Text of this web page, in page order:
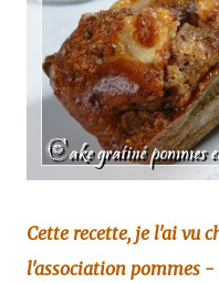
Cette recette, je l'ai vu
l'association pommes -